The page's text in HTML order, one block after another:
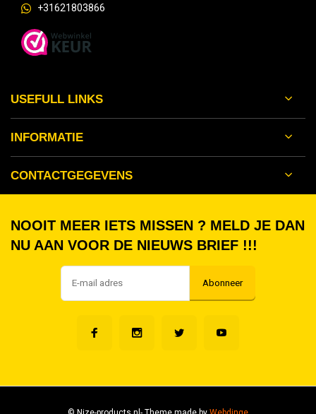
+31621803866
USEFULL LINKS
INFORMATIE
CONTACTGEGEVENS
NOOIT MEER IETS MISSEN ? MELD JE DAN
NU AAN VOOR DE NIEUWS BRIEF !!!
Abonneer